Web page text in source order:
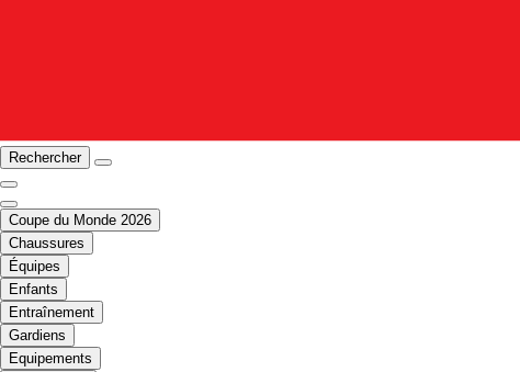
Rechercher
Coupe du Monde 2026
Chaussures
Équipes
Enfants
Entraînement
Gardiens
Equipements